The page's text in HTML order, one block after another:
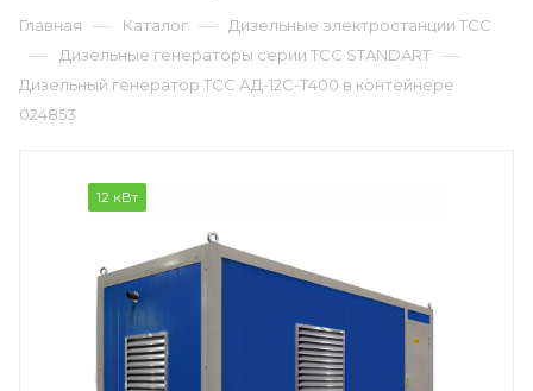
Главная — Каталог — Дизельные электростанции ТСС
— Дизельные генераторы серии ТСС STANDART —
Дизельный генератор ТСС АД-12С-Т400 в контейнере
024853
12 кВт